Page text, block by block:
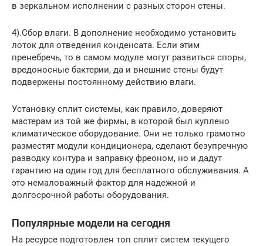
в зеркальном исполнении с разных сторон стены.
4).Сбор влаги. В дополнение необходимо установить
лоток для отведения конденсата. Если этим
пренебречь, то в самом модуле могут развиться споры,
вредоносные бактерии, да и внешние стены будут
подвержены постоянному действию влаги.
Установку сплит системы, как правило, доверяют
мастерам из той же фирмы, в которой был куплено
климатическое оборудование. Они не только грамотно
разместят модули кондиционера, сделают безупречную
разводку контура и заправку фреоном, но и дадут
гарантию на один год для бесплатного обслуживания. А
это немаловажный фактор для надежной и
долгосрочной работы оборудования.
Популярные модели на сегодня
На ресурсе подготовлен топ сплит систем текущего